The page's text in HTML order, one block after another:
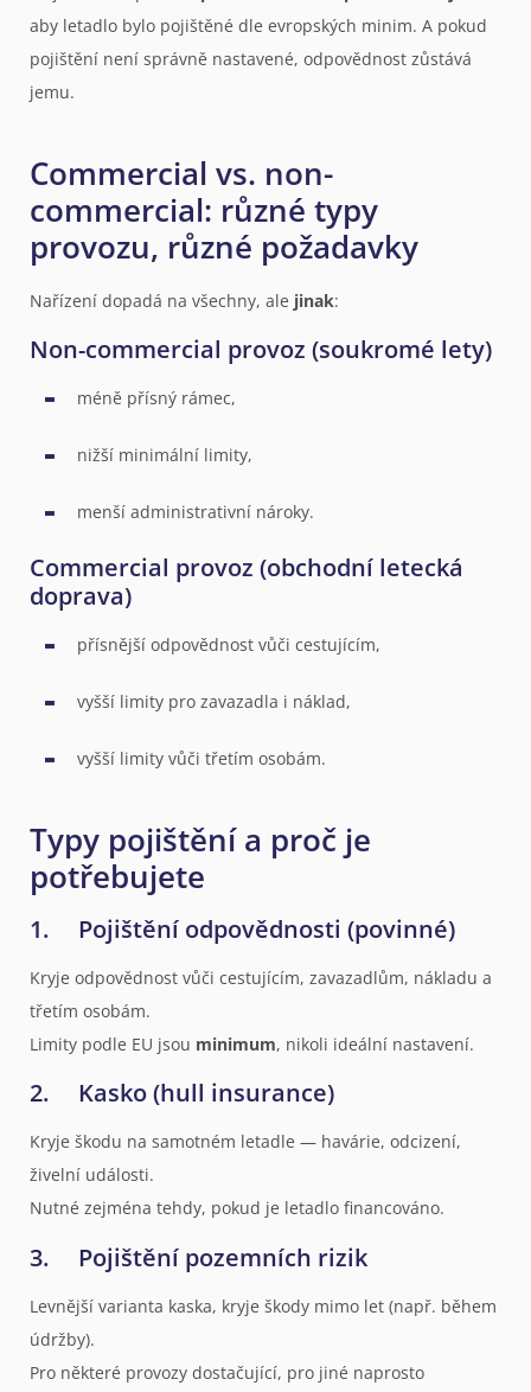
aby letadlo bylo pojištěné dle evropských minim. A pokud
pojištění není správně nastavené, odpovědnost zůstává
jemu.
Commercial vs. non-
commercial: různé typy
provozu, různé požadavky
Nařízení dopadá na všechny, ale jinak:
Non-commercial provoz (soukromé lety)
méně přísný rámec,
nižší minimální limity,
menší administrativní nároky.
Commercial provoz (obchodní letecká
doprava)
přísnější odpovědnost vůči cestujícím,
vyšší limity pro zavazadla i náklad,
vyšší limity vůči třetím osobám.
Typy pojištění a proč je
potřebujete
1. Pojištění odpovědnosti (povinné)
Kryje odpovědnost vůči cestujícím, zavazadlům, nákladu a
třetím osobám.
Limity podle EU jsou minimum, nikoli ideální nastavení.
2. Kasko (hull insurance)
Kryje škodu na samotném letadle — havárie, odcizení,
živelní události.
Nutné zejména tehdy, pokud je letadlo financováno.
3. Pojištění pozemních rizik
Levnější varianta kaska, kryje škody mimo let (např. během
údržby).
Pro některé provozy dostačující, pro jiné naprosto